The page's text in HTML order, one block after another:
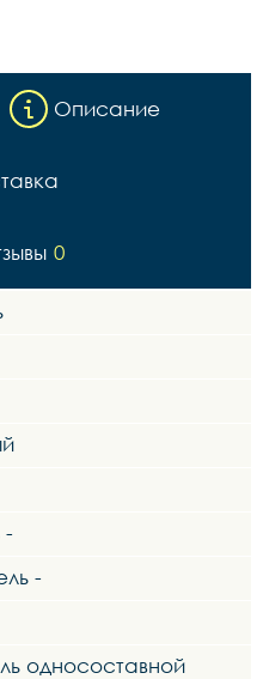
Описание
0
-
-
односоставной